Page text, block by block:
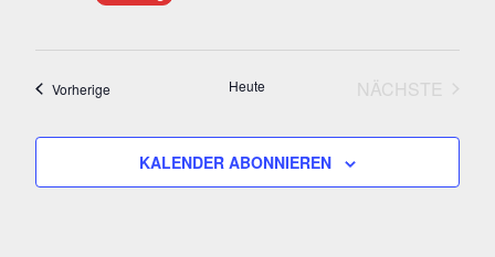
Vorherige Heute
NÄCHSTE
KALENDER ABONNIEREN